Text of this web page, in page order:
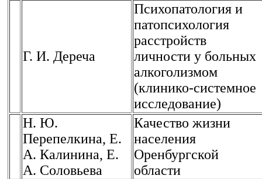
Г. И. Дереча
Психопатология и
патопсихология
расстройств
личности у больных
алкоголизмом
(клинико-системное
исследование)
Н. Ю.
Перепелкина, Е.
А. Калинина, Е.
А. Соловьева
Качество жизни
населения
Оренбургской
области